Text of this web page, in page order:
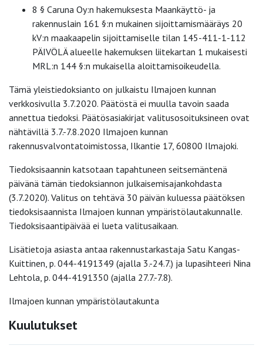
8 § Caruna Oy:n hakemuksesta Maankäyttö- ja
rakennuslain 161 §:n mukainen sijoittamismääräys 20
kV:n maakaapelin sijoittamiselle tilan 145-411-1-112
PÄIVÖLÄ alueelle hakemuksen liitekartan 1 mukaisesti
MRL:n 144 §:n mukaisella aloittamisoikeudella.
Tämä yleistiedoksianto on julkaistu Ilmajoen kunnan
verkkosivulla 3.7.2020. Päätöstä ei muulla tavoin saada
annettua tiedoksi. Päätösasiakirjat valitusosoituksineen ovat
nähtävillä 3.7.-7.8.2020 Ilmajoen kunnan
rakennusvalvontatoimistossa, Ilkantie 17, 60800 Ilmajoki.
Tiedoksisaannin katsotaan tapahtuneen seitsemäntenä
päivänä tämän tiedoksiannon julkaisemisajankohdasta
(3.7.2020). Valitus on tehtävä 30 päivän kuluessa päätöksen
tiedoksisaannista Ilmajoen kunnan ympäristölautakunnalle.
Tiedoksisaantipäivää ei lueta valitusaikaan.
Lisätietoja asiasta antaa rakennustarkastaja Satu Kangas-
Kuittinen, p. 044-4191349 (ajalla 3.-24.7.) ja lupasihteeri Nina
Lehtola, p. 044-4191350 (ajalla 27.7.-7.8).
Ilmajoen kunnan ympäristölautakunta
Kuulutukset